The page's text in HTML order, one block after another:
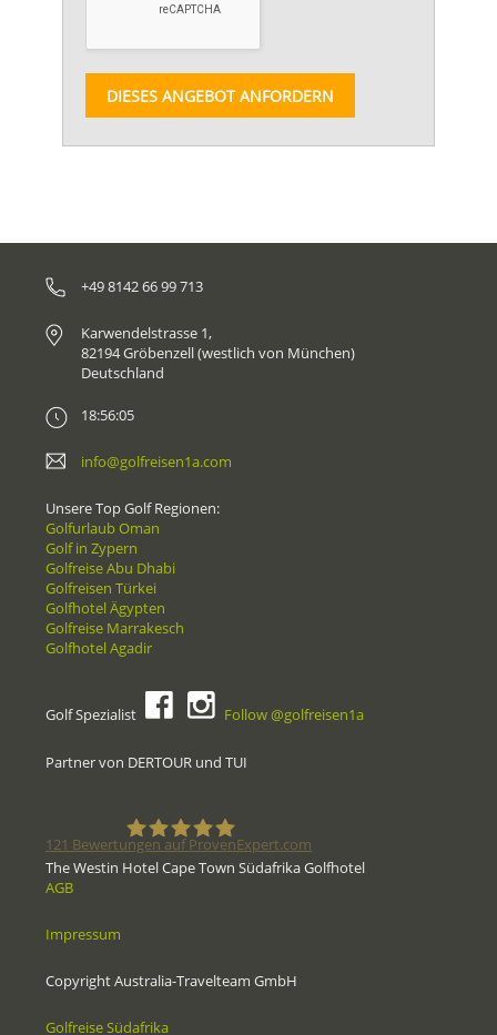
DIESES ANGEBOT ANFORDERN
+49 8142 66 99 713
Karwendelstrasse 1,
82194 Gröbenzell (westlich von München)
Deutschland
18:56:05
info@golfreisen1a.com
Unsere Top Golf Regionen:
Golfurlaub Oman
Golf in Zypern
Golfreise Abu Dhabi
Golfreisen Türkei
Golfhotel Ägypten
Golfreise Marrakesch
Golfhotel Agadir
Golf Spezialist Follow @golfreisen1a
Partner von DERTOUR und TUI
121 Bewertungen auf ProvenExpert.com
The Westin Hotel Cape Town Südafrika Golfhotel
AGB
Impressum
Copyright Australia-Travelteam GmbH
Golfreise Südafrika